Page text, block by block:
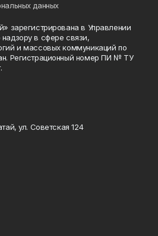
данных
зарегистрирована в Управлении
в сфере связи,
и массовых коммуникаций по
Регистрационный номер ПИ № ТУ
ул. Советская 124